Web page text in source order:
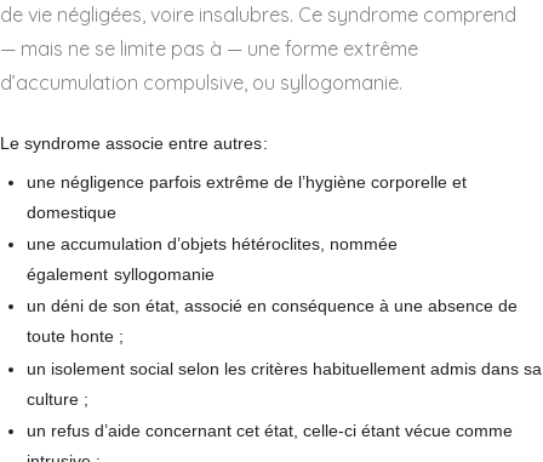
de vie négligées, voire insalubres. Ce syndrome comprend
— mais ne se limite pas à — une forme extrême
d’accumulation compulsive, ou syllogomanie.
Le syndrome associe entre autres:
une négligence parfois extrême de l’hygiène corporelle et
domestique
une accumulation d’objets hétéroclites, nommée
également syllogomanie
un déni de son état, associé en conséquence à une absence de
toute honte ;
un isolement social selon les critères habituellement admis dans sa
culture ;
un refus d’aide concernant cet état, celle-ci étant vécue comme